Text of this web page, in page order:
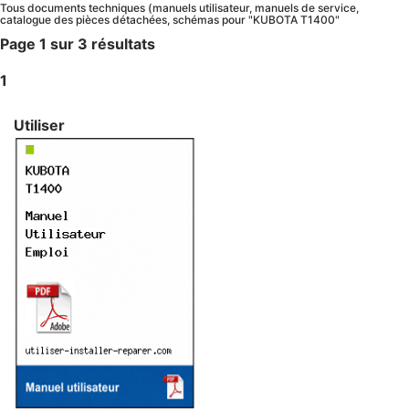
Tous documents techniques (manuels utilisateur, manuels de service,
catalogue des pièces détachées, schémas pour "KUBOTA T1400"
Page 1 sur 3 résultats
1
Utiliser